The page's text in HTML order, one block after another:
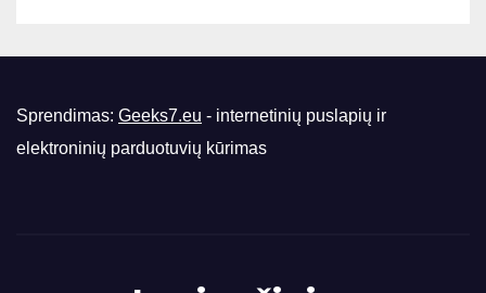
Sprendimas: Geeks7.eu - internetinių puslapių ir
elektroninių parduotuvių kūrimas